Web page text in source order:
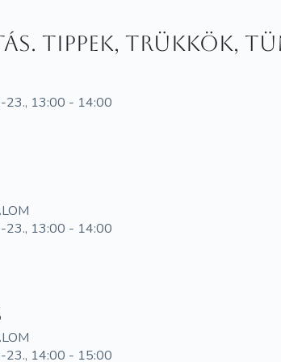
Tippek, trükkök,
13:00 - 14:00
13:00 - 14:00
14:00 - 15:00